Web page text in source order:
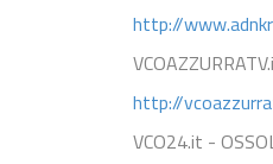
http://
http://
VCO24.it -